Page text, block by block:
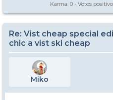
Karma: 0 - Votos
Re: Vist cheap special
chic a vist ski cheap
Miko